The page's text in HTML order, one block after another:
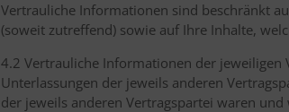
Vertrauliche Informationen sind beschränkt
(soweit zutreffend) sowie auf Ihre Inhalte,
4.2 Vertrauliche Informationen der jeweiligen
Unterlassungen der jeweils anderen
der jeweils anderen Vertragspartei waren